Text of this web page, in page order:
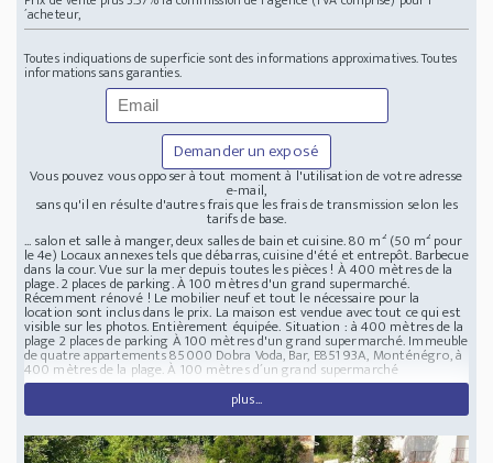
´acheteur,
Toutes indiquations de superficie sont des informations approximatives. Toutes
informations sans garanties.
Demander un exposé
Vous pouvez vous opposer à tout moment à l'utilisation de votre adresse
e-mail,
sans qu'il en résulte d'autres frais que les frais de transmission selon les
tarifs de base.
... salon et salle à manger, deux salles de bain et cuisine. 80 m² (50 m² pour
le 4e) Locaux annexes tels que débarras, cuisine d'été et entrepôt. Barbecue
dans la cour. Vue sur la mer depuis toutes les pièces ! À 400 mètres de la
plage. 2 places de parking. À 100 mètres d'un grand supermarché.
Récemment rénové ! Le mobilier neuf et tout le nécessaire pour la
location sont inclus dans le prix. La maison est vendue avec tout ce qui est
visible sur les photos. Entièrement équipée. Situation : à 400 mètres de la
plage 2 places de parking À 100 mètres d'un grand supermarché.Immeuble
de quatre appartements
plus...
85000 Dobra Voda, Bar, E851 93A, Monténégro, à
400 mètres de la plage. À 100 mètres d´un grand supermarché